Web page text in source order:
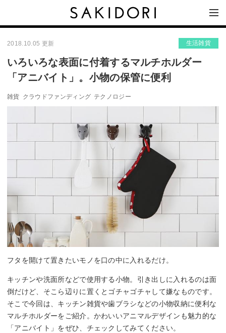
2018.10.05 更新 生活雑貨
いろいろな表面に付着するマルチホルダー
「アニバイト」。小物の保管に便利
雑貨 クラウドファンディング テクノロジー
フタを開けて置きたいモノを口の中に入れるだけ。
キッチンや洗面所などで使用する小物。引き出しに入れるのは面
倒だけど、そこら辺りに置くとゴチャゴチャして嫌なものです。
そこで今回は、キッチン雑貨や歯ブラシなどの小物収納に便利な
マルチホルダーをご紹介。かわいいアニマルデザインも魅力的な
「アニバイト」をぜひ、チェックしてみてください。